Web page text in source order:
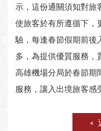
示，這份通關須知對旅
使旅客於有所遵循下，
驗，每逢春節假期前後
多，為提供優質服務，
高雄機場分局於春節期
服務，讓入出境旅客感